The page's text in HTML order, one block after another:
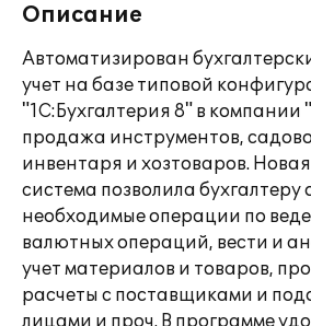
Описание
Автоматизирован
учет на базе типовой
"1С:Бухгалтерия 8" в
продажа инструментов,
инвентаря и хозтоваров.
система позволила бухгалтеру
необходимые операции по
валютных операций, вести и
учет материалов и товаров,
расчеты с поставщиками и
лицами и проч. В программе